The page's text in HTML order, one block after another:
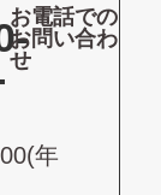
年
お電話での
お問い合わ
せ